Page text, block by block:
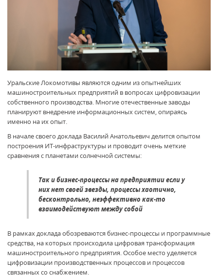
Уральские Локомотивы являются одним из опытнейших
машиностроительных предприятий в вопросах цифровизации
собственного производства. Многие отечественные заводы
планируют внедрение информационных систем, опираясь
именно на их опыт.
В начале своего доклада Василий Анатольевич делится опытом
построения ИТ-инфраструктуры и проводит очень меткие
сравнения с планетами солнечной системы:
Так и бизнес-процессы на предприятии если у
них нет своей звезды, процессы хаотично,
бесконтрольно, неэффективно как-то
взаимодействуют между собой
В рамках доклада обозреваются бизнес-процессы и программные
средства, на которых происходила цифровая трансформация
машиностроительного предприятия. Особое место уделяется
цифровизации производственных процессов и процессов
связанных со снабжением.